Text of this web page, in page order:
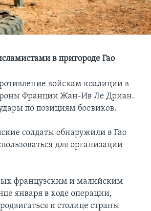
в пригороде Гао
войскам коалиции в
Франции Жан-Ив Ле Дриан.
по позициям боевиков.
солдаты обнаружили в Гао
для организации
французским и малийским
января в ходе операции,
к столице страны